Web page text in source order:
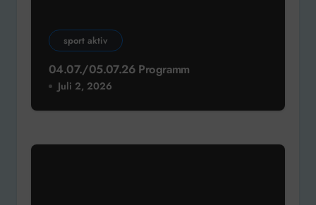
sport aktiv
04.07./05.07.26 Programm
Juli 2, 2026